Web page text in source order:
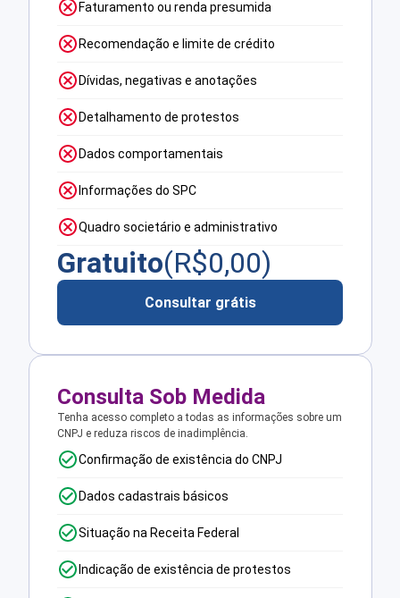
Faturamento ou renda presumida
Recomendação e limite de crédito
Dívidas, negativas e anotações
Detalhamento de protestos
Dados comportamentais
Informações do SPC
Quadro societário e administrativo
Gratuito(R$0,00)
Consultar grátis
Consulta Sob Medida
Tenha acesso completo a todas as informações sobre um
CNPJ e reduza riscos de inadimplência.
Confirmação de existência do CNPJ
Dados cadastrais básicos
Situação na Receita Federal
Indicação de existência de protestos